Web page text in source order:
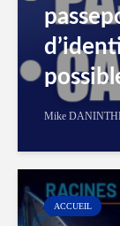
Mike
ACCUEIL